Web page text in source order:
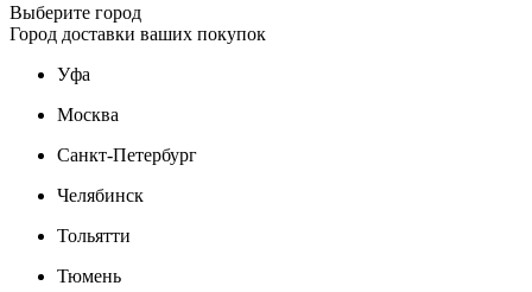
Выберите город
Город доставки ваших покупок
Уфа
Москва
Санкт-Петербург
Челябинск
Тольятти
Тюмень